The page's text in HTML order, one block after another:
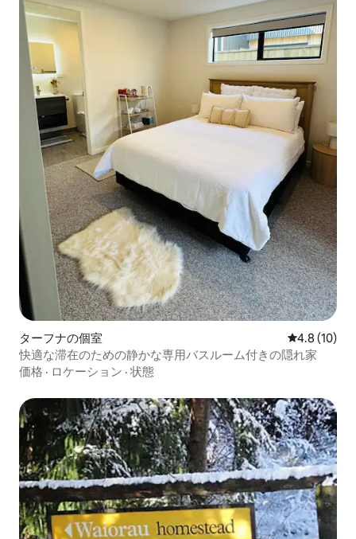
ターフナの個室 レビュー10
4.8 (10)
快適な滞在のための静かな専用バスルーム付きの隠れ家
価格 · ロケーション · 状態